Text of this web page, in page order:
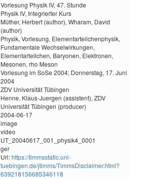
Vorlesung Physik IV, 47. Stunde
Physik IV, Integrierter Kurs
Müther, Herbert (author), Wharam, David
(author)
Physik, Vorlesung, Elementarteilchenphysik,
Fundamentale Wechselwirkungen,
Elementarteilchen, Baryonen, Elektronen,
Mesonen, rho Meson
Vorlesung im SoSe 2004; Donnerstag, 17. Juni
2004
ZDV Universität Tübingen
Henne, Klaus-Juergen (assistent), ZDV
Universität Tübingen (producer)
2004-06-17
image
video
UT_20040617_001_physik4_0001
ger
Url:https://timmsstatic.uni-
tuebingen.de/jtimms/TimmsDisclaimer.html?
639218156685346118